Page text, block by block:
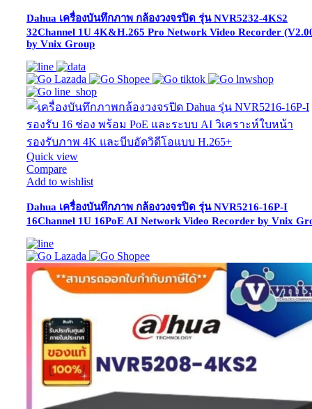
Dahua เครื่องบันทึกภาพ กล้องวงจรปิด รุ่น NVR5232-4KS2
32Channel 1U 4K&H.265 Pro Network Video Recorder
by Vnix Group
Quick view
Compare
Add to wishlist
Dahua เครื่องบันทึกภาพ กล้องวงจรปิด รุ่น NVR5216-16P-I
16Channel 1U 16PoE AI Network Video Recorder by Vnix